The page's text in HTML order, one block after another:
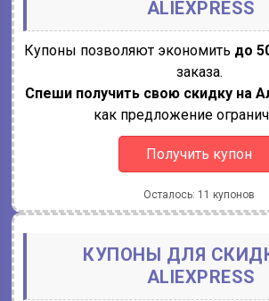
ALIEXPRESS
Купоны позволяют экономить до
заказа.
Спеши получить свою скидку на
как предложение
Получить купон
Осталось: 11 купонов
КУПОНЫ ДЛЯ
ALIEXPRESS